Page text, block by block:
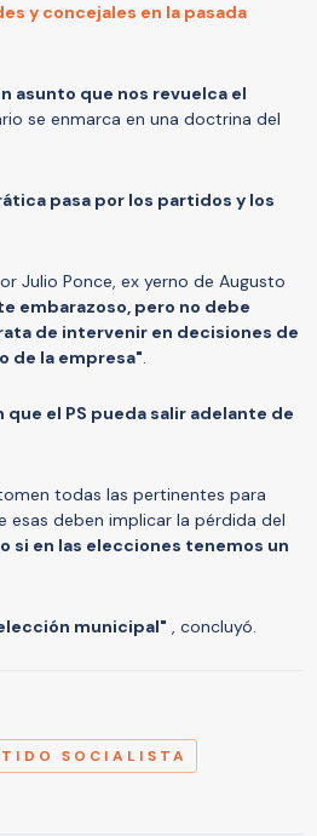
y concejales en la pasada
asunto que nos revuelca el
se enmarca en una doctrina del
pasa por los partidos y los
Julio Ponce, ex yerno de Augusto
embarazoso, pero no debe
de intervenir en decisiones de
de la empresa".
que el PS pueda salir adelante de
todas las pertinentes para
deben implicar la pérdida del
si en las elecciones tenemos un
municipal" , concluyó.
SOCIALISTA